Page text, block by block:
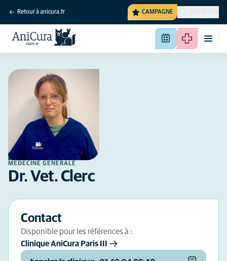
Retour à anicura.fr CAMPAGNE CHERCHER
MÉDECINE GÉNÉRALE
Dr. Vet. Clerc
Contact
Disponible pour les références à :
Clinique AniCura Paris III